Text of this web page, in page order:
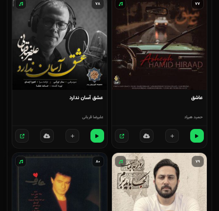
۷۷
عاشق
حمید هیراد
۷۸
عشق آسان ندارد
علیرضا قربانی
۷۹ ۸۰